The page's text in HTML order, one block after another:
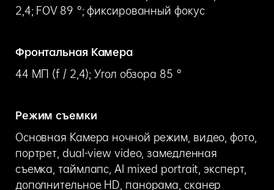
2,4; FOV 89 °; фиксированный фокус
Фронтальная Камера
44 МП (f / 2,4); Угол обзора 85 °
Режим съемки
Основная Камера ночной режим, видео, фото,
портрет, dual-view video, замедленная
съемка, таймлапс, AI mixed portrait, эксперт,
дополнительное HD, панорама, сканер